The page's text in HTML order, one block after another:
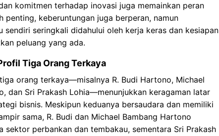
komitmen terhadap inovasi juga memainkan peran
penting, keberuntungan juga berperan, namun
sendiri seringkali didahului oleh kerja keras dan kesiapan
peluang yang ada.
Tiga Orang Terkaya
orang terkaya—misalnya R. Budi Hartono, Michael
dan Sri Prakash Lohia—menunjukkan keragaman latar
bisnis. Meskipun keduanya bersaudara dan memiliki
sama, R. Budi dan Michael Bambang Hartono
sektor perbankan dan tembakau, sementara Sri Prakash